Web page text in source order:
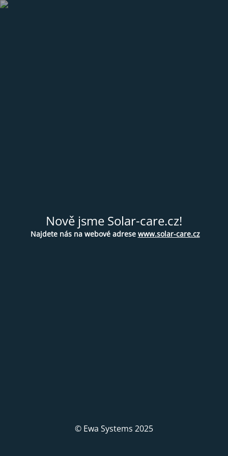
Nově jsme Solar-care.cz!
Najdete nás na webové adrese www.solar-care.cz
© Ewa Systems 2025